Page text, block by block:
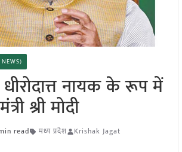
NEWS)
नायक के रूप में
श्री मोदी
read मध्य प्रदेश Krishak Jagat